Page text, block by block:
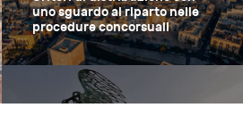
Criteri di
riparto nelle
Bari 26-27 Giugno 2026
uno sguardo al riparto nelle
procedure concorsuali